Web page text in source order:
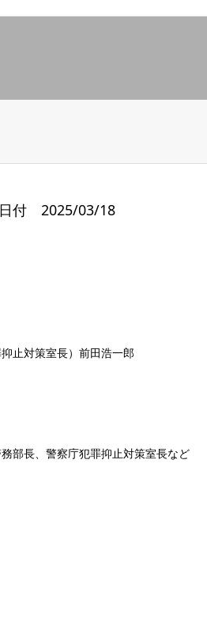
付 2025/03/18
止対策室長）前田浩一郎
部長、警察庁犯罪抑止対策室長など